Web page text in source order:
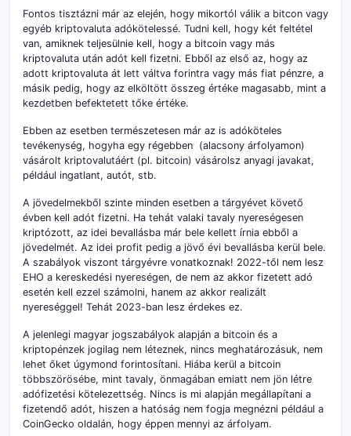
Fontos tisztázni már az elején, hogy mikortól válik a bitcon vagy
egyéb kriptovaluta adókötelessé. Tudni kell, hogy két feltétel
van, amiknek teljesülnie kell, hogy a bitcoin vagy más
kriptovaluta után adót kell fizetni. Ebből az első az, hogy az
adott kriptovaluta át lett váltva forintra vagy más fiat pénzre, a
másik pedig, hogy az elköltött összeg értéke magasabb, mint a
kezdetben befektetett tőke értéke.
Ebben az esetben természetesen már az is adóköteles
tevékenység, hogyha egy régebben (alacsony árfolyamon)
vásárolt kriptovalutáért (pl. bitcoin) vásárolsz anyagi javakat,
például ingatlant, autót, stb.
A jövedelmekből szinte minden esetben a tárgyévet követő
évben kell adót fizetni. Ha tehát valaki tavaly nyereségesen
kriptózott, az idei bevallásba már bele kellett írnia ebből a
jövedelmét. Az idei profit pedig a jövő évi bevallásba kerül bele.
A szabályok viszont tárgyévre vonatkoznak! 2022-től nem lesz
EHO a kereskedési nyereségen, de nem az akkor fizetett adó
esetén kell ezzel számolni, hanem az akkor realizált
nyereséggel! Tehát 2023-ban lesz érdekes ez.
A jelenlegi magyar jogszabályok alapján a bitcoin és a
kriptopénzek jogilag nem léteznek, nincs meghatározásuk, nem
lehet őket úgymond forintosítani. Hiába kerül a bitcoin
többszörösébe, mint tavaly, önmagában emiatt nem jön létre
adófizetési kötelezettség. Nincs is mi alapján megállapítani a
fizetendő adót, hiszen a hatóság nem fogja megnézni például a
CoinGecko oldalán, hogy éppen mennyi az árfolyam.